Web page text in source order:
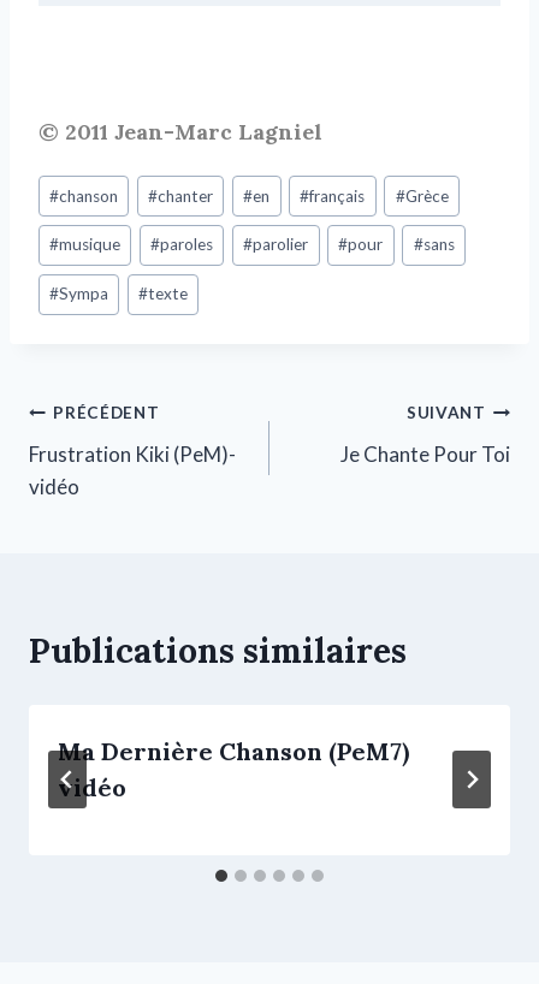
© 2011 Jean-Marc Lagniel
#chanson #chanter #en #français #Grèce
#musique #paroles #parolier #pour #sans
#Sympa #texte
PRÉCÉDENT
Frustration Kiki (PeM)-
vidéo
SUIVANT
Je Chante Pour Toi
Publications similaires
Ma Dernière Chanson (PeM7)
vidéo